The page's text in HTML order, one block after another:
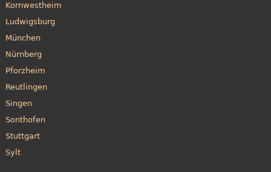
Kornwestheim
Ludwigsburg
München
Nürnberg
Pforzheim
Reutlingen
Singen
Sonthofen
Stuttgart
Sylt